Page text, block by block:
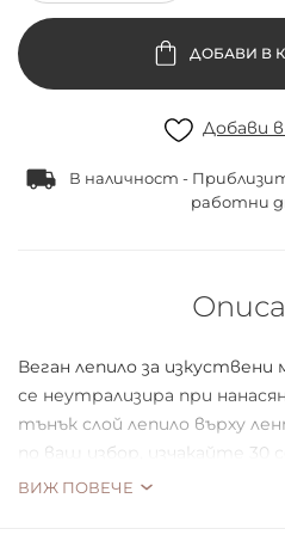
ДОБАВИ В
Добави
В наличност -
работни
Веган лепило за
се неутрализира при
тънък слой лепило върху
по ваш избор, изчакайте 30
лепилото стегне, след
ВИЖ ПОВЕЧЕ